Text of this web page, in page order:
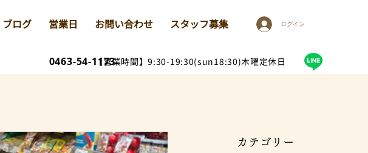
0463-54-1173【営業時間】9:30-19:30(sun18:30)木曜定休日
ブログ 営業日 お問い合わせ スタッフ募集 ログイン
カテゴリー